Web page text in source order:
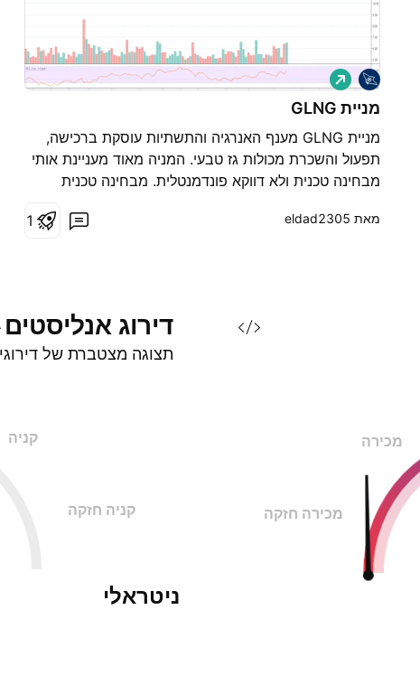
מניית GLNG
מניית GLNG מענף האנרגיה והתשתיות עוסקת ברכישה,
תפעול והשכרת מכולות גז טבעי. המניה מאוד מעניינת אותי
מבחינה טכנית ולא דווקא פונדמנטלית. מבחינה טכנית
אוקר עם מחזור גבוה ממש בקצה קו ההתנגדות במחיר
ל
ו
נ
מאת ‎eldad2305‎ 1
מכירה
מכירה חזקה
דירוג אנליסטים
תצוגה מצטברת של דירוגי
קניה
קניה חזקה
ניטראלי